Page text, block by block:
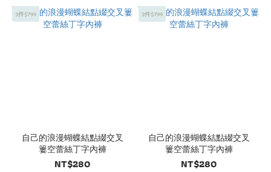
3件$799
自己的浪漫蝴蝶結點綴交叉
簍空蕾絲丁字內褲
NT$280
3件$799
自己的浪漫蝴蝶結點綴交叉
簍空蕾絲丁字內褲
NT$280